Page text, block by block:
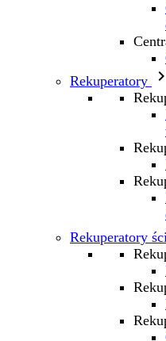
Rekuperatory

Rekuperatory